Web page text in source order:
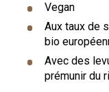
Vegan
Aux taux de
bio
Avec des
prémunir du